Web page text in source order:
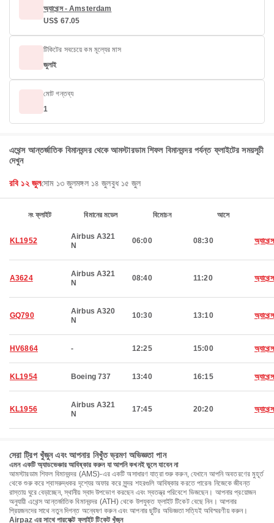
অ্যাথেন্স - Amsterdam
US$ 67.05
টিকিটের সবচেয়ে কম মূল্যের মাস
জুলাই
মোট গন্তব্য
1
এথেন্স আন্তর্জাতিক বিমানবন্দর থেকে আমস্টারডাম শিফল বিমানবন্দর পর্যন্ত ফ্লাইটের সময়সূচী
দেখুন
রবি ১২ জুলসোম ১৩ জুলমঙ্গল ১৪ জুলবুধ ১৫ জুল
নং ফ্লাইট বিমানের মডেল বিমোচন আসে
KL1952
Airbus A321
N
06:00 08:30 অ্যাথেন্স
A3624
Airbus A321
N
08:40 11:20 অ্যাথেন্স
GQ790
Airbus A320
N
10:30 13:10 অ্যাথেন্স
HV6864 - 12:25 15:00 অ্যাথেন্স
KL1954 Boeing 737 13:40 16:15 অ্যাথেন্স
KL1956
Airbus A321
N
17:45 20:20 অ্যাথেন্স
সেরা ট্রিপ খুঁজুন এবং আপনার নিখুঁত ভ্রমণ অভিজ্ঞতা পান
এমন একটি অ্যাডভেঞ্চার আবিষ্কার করুন যা আপনি কখনই ভুলে যাবেন না
আমস্টারডাম শিফল বিমানবন্দর (AMS)-এর একটি অসাধারণ যাত্রা শুরু করুন, যেখানে আপনি অবতরণের মুহূর্ত
থেকে শুরু করে শ্বাসরুদ্ধকর দৃশ্যের অফার করে সুন্দর শহরগুলি আবিষ্কার করতে পারেন৷ নিজেকে জীবন্ত
রাস্তায় ঘুরে বেড়াচ্ছেন, স্থানীয় স্বাদ উপভোগ করছেন এবং স্বতন্ত্র পরিবেশে ভিজছেন। আপনার প্রয়োজন
অনুযায়ী এথেন্স আন্তর্জাতিক বিমানবন্দর (ATH) থেকে উপযুক্ত ফ্লাইট টিকেট বেছে নিন। আপনার
প্রিয়জনদের সাথে নতুন দিগন্ত অন্বেষণ করুন এবং আপনার ছুটির অভিজ্ঞতা সত্যিই অবিস্মরণীয় করুন।
Airpaz এর সাথে পারফেক্ট ফ্লাইট টিকেট খুঁজুন